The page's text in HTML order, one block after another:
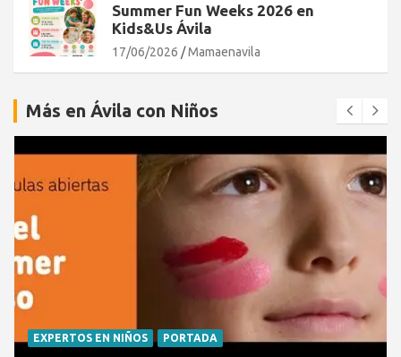
Summer Fun Weeks 2026 en
Kids&Us Ávila
17/06/2026 Mamaenavila
Más en Ávila con Niños
EXPERTOS EN NIÑOS PORTADA